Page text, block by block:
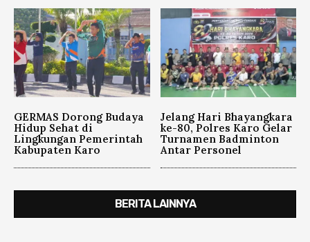
GERMAS Dorong Budaya
Hidup Sehat di
Lingkungan Pemerintah
Kabupaten Karo
Jelang Hari Bhayangkara
ke-80, Polres Karo Gelar
Turnamen Badminton
Antar Personel
BERITA LAINNYA